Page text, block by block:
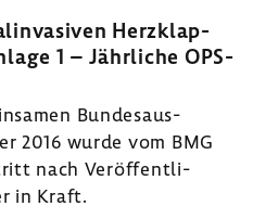
Herz­klap­
1 – Jähr­liche OPS-​
Bundes­aus­
2016 wurde vom BMG
nach Veröf­fent­li­
in Kraft.